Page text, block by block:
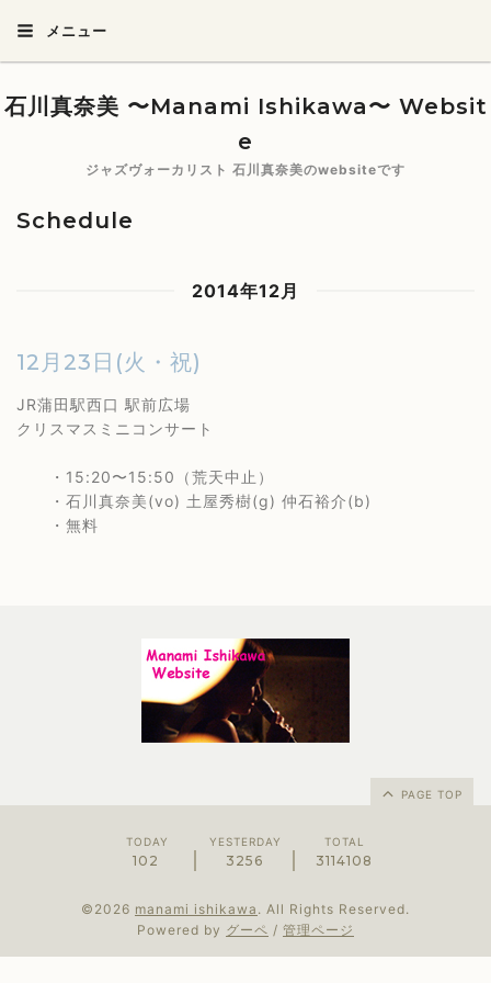
メニュー
石川真奈美 〜Manami Ishikawa〜 Websit
e
ジャズヴォーカリスト 石川真奈美のwebsiteです
Schedule
2014年12月
12月23日(火・祝)
JR蒲田駅西口 駅前広場
クリスマスミニコンサート
・15:20〜15:50（荒天中止）
・石川真奈美(vo) 土屋秀樹(g) 仲石裕介(b)
・無料
PAGE TOP
TODAY
102
YESTERDAY
3256
TOTAL
3114108
©2026 manami ishikawa . All Rights Reserved.
Powered by グーペ / 管理ページ